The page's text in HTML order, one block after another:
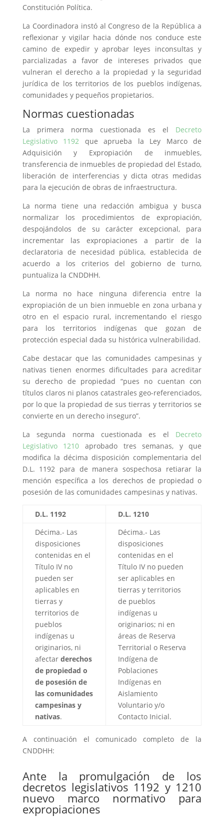
Constitución Política.
La Coordinadora instó al Congreso de la República a
reflexionar y vigilar hacia dónde nos conduce este
camino de expedir y aprobar leyes inconsultas y
parcializadas a favor de intereses privados que
vulneran el derecho a la propiedad y la seguridad
jurídica de los territorios de los pueblos indígenas,
comunidades y pequeños propietarios.
Normas cuestionadas
La primera norma cuestionada es el Decreto
Legislativo 1192 que aprueba la Ley Marco de
Adquisición y Expropiación de inmuebles,
transferencia de inmuebles de propiedad del Estado,
liberación de interferencias y dicta otras medidas
para la ejecución de obras de infraestructura.
La norma tiene una redacción ambigua y busca
normalizar los procedimientos de expropiación,
despojándolos de su carácter excepcional, para
incrementar las expropiaciones a partir de la
declaratoria de necesidad pública, establecida de
acuerdo a los criterios del gobierno de turno,
puntualiza la CNDDHH.
La norma no hace ninguna diferencia entre la
expropiación de un bien inmueble en zona urbana y
otro en el espacio rural, incrementando el riesgo
para los territorios indígenas que gozan de
protección especial dada su histórica vulnerabilidad.
Cabe destacar que las comunidades campesinas y
nativas tienen enormes dificultades para acreditar
su derecho de propiedad “pues no cuentan con
títulos claros ni planos catastrales geo-referenciados,
por lo que la propiedad de sus tierras y territorios se
convierte en un derecho inseguro”.
La segunda norma cuestionada es el Decreto
Legislativo 1210 aprobado tres semanas, y que
modifica la décima disposición complementaria del
D.L. 1192 para de manera sospechosa retiarar la
mención específica a los derechos de propiedad o
posesión de las comunidades campesinas y nativas.
D.L. 1192
D.L. 1210
Décima.- Las
disposiciones
contenidas en el
Título IV no
pueden ser
aplicables en
tierras y
territorios de
pueblos
indígenas u
originarios, ni
afectar derechos
de propiedad o
de posesión de
las comunidades
campesinas y
nativas.
Décima.- Las
disposiciones
contenidas en el
Título IV no pueden
ser aplicables en
tierras y territorios
de pueblos
indígenas u
originarios; ni en
áreas de Reserva
Territorial o Reserva
Indígena de
Poblaciones
Indígenas en
Aislamiento
Voluntario y/o
Contacto Inicial.
A continuación el comunicado completo de la
CNDDHH:
Ante la promulgación de los
decretos legislativos 1192 y 1210
nuevo marco normativo para
expropiaciones